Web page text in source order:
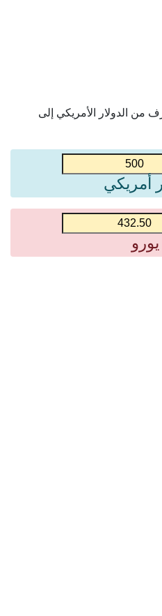
من الدولار الأمريكي إلى
أمريكي
يورو